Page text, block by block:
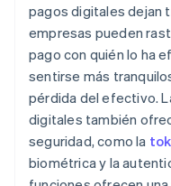
pagos digitales dejan
empresas pueden
pago con quién lo ha
sentirse más
pérdida del efectivo.
digitales también
seguridad, como la
biométrica y la